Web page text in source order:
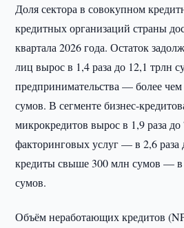
Доля сектора в совокупном
кредитных организаций страны
квартала 2026 года. Остаток
лиц вырос в 1,4 раза до 12,1 трлн
предпринимательства — более
сумов. В сегменте бизнес-
микрокредитов вырос в 1,9 раза
факторинговых услуг — в 2,6 раза
кредиты свыше 300 млн сумов — в
сумов.
Объём неработающих кредитов